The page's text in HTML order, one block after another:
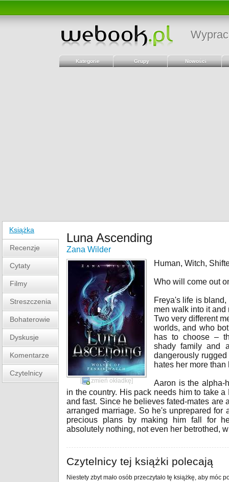
Kategorie Grupy Nowości
Książka
Recenzje
Cytaty
Filmy
Streszczenia
Bohaterowie
Dyskusje
Komentarze
Czytelnicy
Luna Ascending
Zana Wilder
[ zmień okładkę]
Human, Witch,
Who will come out
Freya's life is
men walk into it and
Two very different
worlds, and who
has to choose –
shady family and
dangerously
hates her more
Aaron is the alpha-
in the country. His pack needs him to take
and fast. Since he believes fated-mates are
arranged marriage. So he's unprepared
precious plans by making him fall for
absolutely nothing, not even her betrothed,
Czytelnicy tej książki polecają
Niestety zbyt mało osób przeczytało tę książkę, aby móc